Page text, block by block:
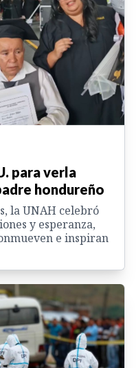
para verla
hondureño
la UNAH celebró
y esperanza,
e inspiran